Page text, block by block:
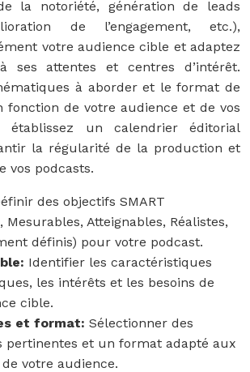
la notoriété, génération de leads
de l’engagement, etc.),
votre audience cible et adaptez
ses attentes et centres d’intérêt.
à aborder et le format de
fonction de votre audience et de vos
établissez un calendrier éditorial
la régularité de la production et
vos podcasts.
des objectifs SMART
Mesurables, Atteignables, Réalistes,
définis) pour votre podcast.
Identifier les caractéristiques
les intérêts et les besoins de
cible.
et format: Sélectionner des
pertinentes et un format adapté aux
votre audience.